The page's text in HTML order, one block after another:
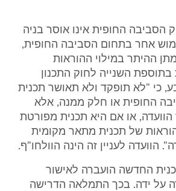
הסביבה החופית אינו אוסר בניה
אחר בתחום הסביבה החופית,
ההיתר במילוי ההוראות
בתוספת השנייה לחוק התכנון
כי "לא תופקד ולא תאושר תכנית
החופית או חלק ממנה, אלא
או אם היא תכנית מפורטת
של תכנית מתאר מקומית
הוועדה לעניין זה הינה הוולחו"ף.
החדשה הועברה לאישור
על ידה. בכך התמלאה הדרישה